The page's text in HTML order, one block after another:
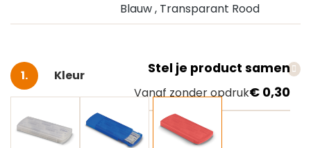
Blauw, Transparant Rood
Stel je product samen
Vanaf zonder opdruk€ 0,30
Selecteer
Kleur